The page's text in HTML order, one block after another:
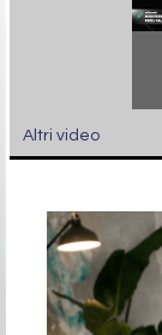
Altri video